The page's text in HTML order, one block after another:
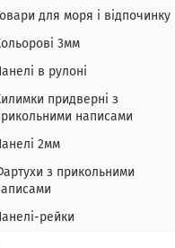
Товари для моря і відпочинку
3мм
Панелі в рулоні
придверні з
написами
Панелі 2мм
з прикольними
Панелі-рейки